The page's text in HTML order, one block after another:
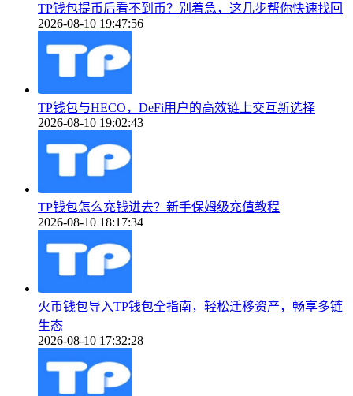
TP钱包提币后看不到币？别着急，这几步帮你快速找回
2026-08-10 19:47:56
TP钱包与HECO，DeFi用户的高效链上交互新选择
2026-08-10 19:02:43
TP钱包怎么充钱进去？新手保姆级充值教程
2026-08-10 18:17:34
火币钱包导入TP钱包全指南，轻松迁移资产，畅享多链
生态
2026-08-10 17:32:28